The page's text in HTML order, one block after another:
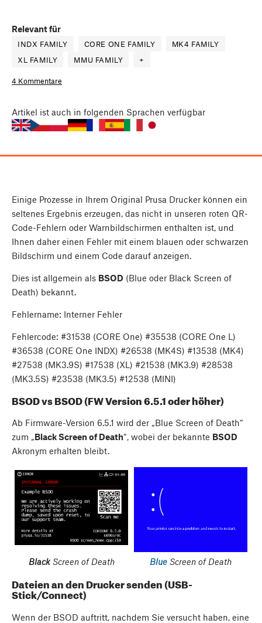
Relevant für
INDX FAMILY CORE ONE FAMILY
MK4 FAMILY
XL FAMILY
MMU FAMILY +
4 Kommentare
Artikel ist auch in folgenden Sprachen verfügbar
Einige Prozesse in Ihrem Original Prusa Drucker können ein
seltenes Ergebnis erzeugen, das nicht in unseren roten QR-
Code-Fehlern oder Warnbildschirmen enthalten ist, und
Ihnen daher einen Fehler mit einem blauen oder schwarzen
Bildschirm und einem Code darauf anzeigen.
Dies ist allgemein als BSOD (Blue oder Black Screen of
Death) bekannt.
Fehlername: Interner Fehler
Fehlercode: #31538 (CORE One) #35538 (CORE One L)
#36538 (CORE One INDX) #26538 (MK4S) #13538 (MK4)
#27538 (MK3.9S) #17538 (XL) #21538 (MK3.9) #28538
(MK3.5S) #23538 (MK3.5) #12538 (MINI)
BSOD vs BSOD (FW Version 6.5.1 oder höher)
Ab Firmware-Version 6.5.1 wird der „Blue Screen of Death“
zum „Black Screen of Death“, wobei der bekannte BSOD
Akronym erhalten bleibt.
BlackScreen of Death Blue Screen of Death
Dateien an den Drucker senden (USB-
Stick/Connect)
Wenn der BSOD auftritt, nachdem Sie versucht haben, eine